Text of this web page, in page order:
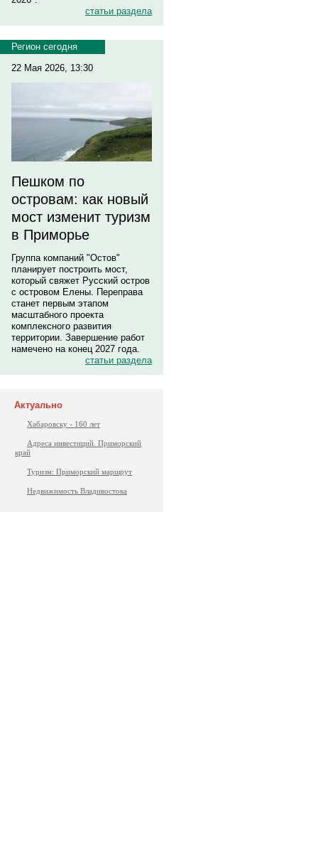
статьи раздела
Регион сегодня
22 Мая 2026, 13:30
Пешком по
островам: как новый
мост изменит туризм
в Приморье
Группа компаний "Остов"
планирует построить мост,
который свяжет Русский остров
с островом Елены. Переправа
станет первым этапом
масштабного проекта
комплексного развития
территории. Завершение работ
намечено на конец 2027 года.
статьи раздела
Актуально
Хабаровску - 160 лет
Адреса инвестиций. Приморский
край
Туризм: Приморский маршрут
Недвижимость Владивостока